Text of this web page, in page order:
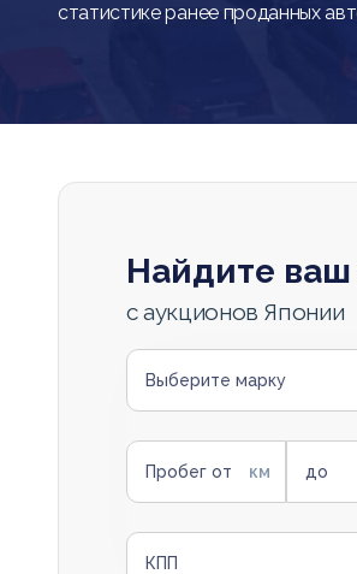
статистике ранее проданных
Найдите
с аукционов Японии
Выберите марку
Пробег от до
КПП